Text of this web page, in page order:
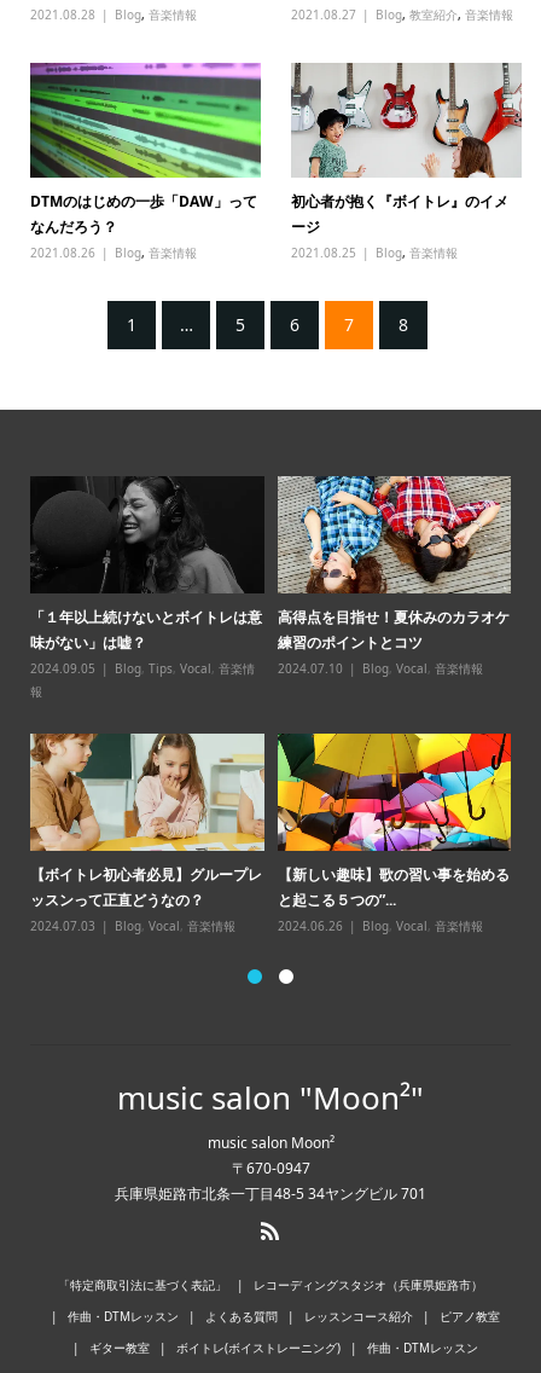
2021.08.28 Blog, 音楽情報 2021.08.27 Blog,教室紹介,音楽情報
DTMのはじめの一歩「DAW」って
なんだろう？
2021.08.26 Blog, 音楽情報
初心者が抱く『ボイトレ』のイメ
ージ
2021.08.25 Blog,音楽情報
1 … 5 6 7 8
「１年以上続けないとボイトレは意
味がない」は嘘？
2024.09.05 Blog, Tips, Vocal, 音楽情
報
高得点を目指せ！夏休みのカラオケ
練習のポイントとコツ
2024.07.10 Blog, Vocal, 音楽情報
【ボイトレ初心者必見】グループレ
ッスンって正直どうなの？
2024.07.03 Blog, Vocal, 音楽情報
【新しい趣味】歌の習い事を始める
と起こる５つの”...
2024.06.26 Blog, Vocal, 音楽情報
music salon "Moon²"
music salon Moon²
〒670-0947
兵庫県姫路市北条一丁目48-5 34ヤングビル 701
「特定商取引法に基づく表記」
レコーディングスタジオ（兵庫県姫路市）
作曲・DTMレッスン
よくある質問 レッスンコース紹介
ピアノ教室
ギター教室
ボイトレ(ボイストレーニング)
作曲・DTMレッスン